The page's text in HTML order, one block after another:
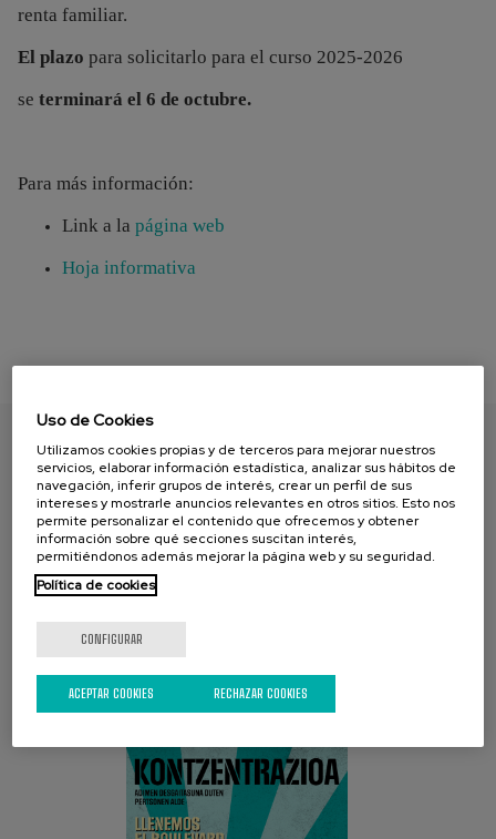
renta familiar.
El plazo para solicitarlo para el curso 2025-2026
se terminará el 6 de octubre.
Para más información:
Link a la página web
Hoja informativa
ENCUENTRA TU PAPEL
CAMPAÑA ACTUAL
Uso de Cookies
Utilizamos cookies propias y de terceros para mejorar nuestros
servicios, elaborar información estadística, analizar sus hábitos de
navegación, inferir grupos de interés, crear un perfil de sus
intereses y mostrarle anuncios relevantes en otros sitios. Esto nos
permite personalizar el contenido que ofrecemos y obtener
información sobre qué secciones suscitan interés,
permitiéndonos además mejorar la página web y su seguridad.
Política de cookies
CONFIGURAR
RECHAZAR COOKIES
ACEPTAR COOKIES